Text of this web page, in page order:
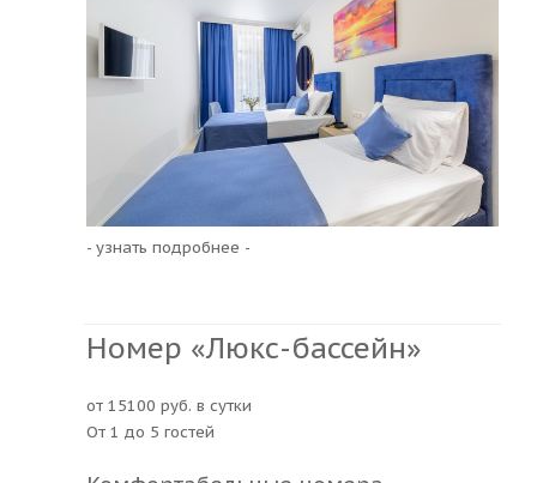
- узнать подробнее -
Номер «Люкс-бассейн»
от 15100 руб. в сутки
От 1 до 5 гостей